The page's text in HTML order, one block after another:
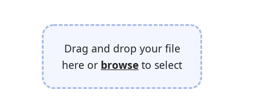
Drag and drop your file
here or browse to select